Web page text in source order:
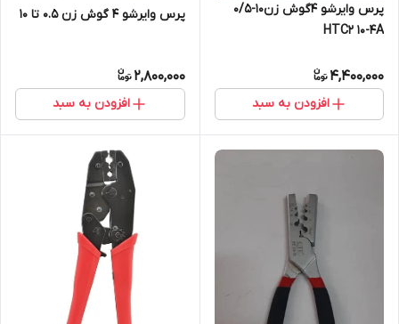
پرس وایرشو 4گوش زن10-0/5
HTC2 10-4A
4,400,000
افزودن به سبد
پرس وایرشو ۴ گوش زن ۰.۵ تا ۱۰
2,800,000
افزودن به سبد